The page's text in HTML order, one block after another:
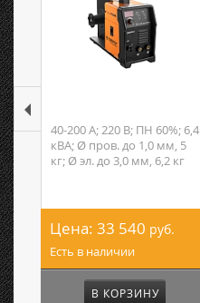
40-200 А; 220 В; ПН 60%; 6,4
кВА; Ø пров. до 1,0 мм, 5
кг; Ø эл. до 3,0 мм, 6,2 кг
Цена: 33 540 руб.
Есть в наличии
В КОРЗИНУ